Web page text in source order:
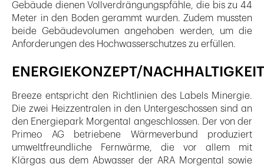
Gebäude dienen Vollverdrängungspfähle, die bis zu 44
Meter in den Boden gerammt wurden. Zudem mussten
beide Gebäudevolumen angehoben werden, um die
Anforderungen des Hochwasserschutzes zu erfüllen.
ENERGIEKONZEPT/NACHHALTIGKEIT
Breeze entspricht den Richtlinien des Labels Minergie.
Die zwei Heizzentralen in den Untergeschossen sind an
den Energiepark Morgental angeschlossen. Der von der
Primeo AG betriebene Wärmeverbund produziert
umweltfreundliche Fernwärme, die vor allem mit
Klärgas aus dem Abwasser der ARA Morgental sowie